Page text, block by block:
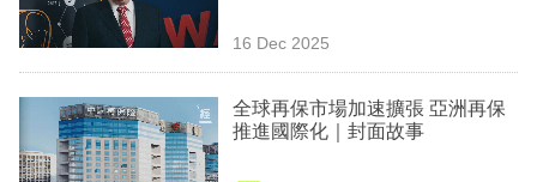
區
16 Dec 2025
全球再保市場加速擴張 亞洲再保
推進國際化｜封面故事